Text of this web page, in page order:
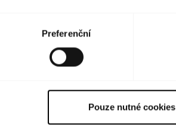
Preferenční
Pouze nutné cookies